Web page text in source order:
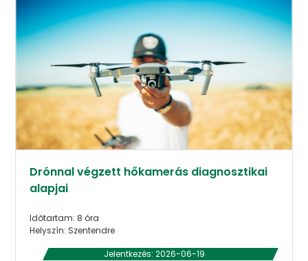
Drónnal végzett hőkamerás diagnosztikai
alapjai
Időtartam: 8 óra
Helyszín: Szentendre
Jelentkezés: 2026-06-19